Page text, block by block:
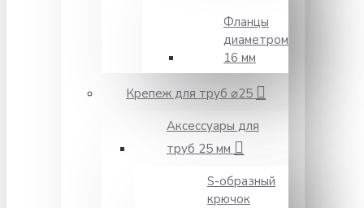
Фланцы
диаметром
16 мм
Крепеж для труб ⌀25
Аксессуары для
труб 25 мм
S-образный
крючок